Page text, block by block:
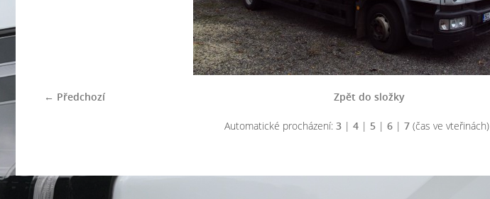
← Předchozí Zpět do složky
Automatické procházení: 3| 4| 5| 6| 7(čas ve vteřinách)